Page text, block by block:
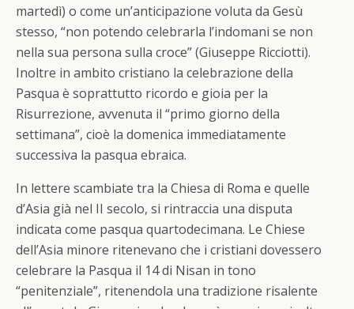
martedì) o come un’anticipazione voluta da Gesù
stesso, “non potendo celebrarla l’indomani se non
nella sua persona sulla croce” (Giuseppe Ricciotti).
Inoltre in ambito cristiano la celebrazione della
Pasqua è soprattutto ricordo e gioia per la
Risurrezione, avvenuta il “primo giorno della
settimana”, cioè la domenica immediatamente
successiva la pasqua ebraica.
In lettere scambiate tra la Chiesa di Roma e quelle
d’Asia già nel II secolo, si rintraccia una disputa
indicata come pasqua quartodecimana. Le Chiese
dell’Asia minore ritenevano che i cristiani dovessero
celebrare la Pasqua il 14 di Nisan in tono
“penitenziale”, ritenendola una tradizione risalente